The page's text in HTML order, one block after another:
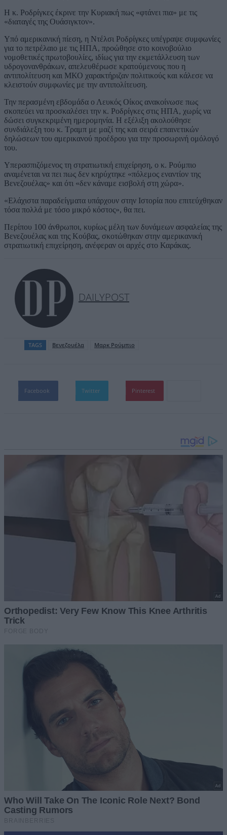
Η κ. Ροδρίγκες έκρινε την Κυριακή πως «φτάνει πια» με τις
«διαταγές της Ουάσιγκτον».
Υπό αμερικανική πίεση, η Ντέλσι Ροδρίγκες υπέγραψε συμφωνίες
για το πετρέλαιο με τις ΗΠΑ, προώθησε στο κοινοβούλιο
νομοθετικές πρωτοβουλίες, ιδίως για την εκμετάλλευση των
υδρογονανθράκων, απελευθέρωσε κρατούμενους που η
αντιπολίτευση και ΜΚΟ χαρακτήριζαν πολιτικούς και κάλεσε να
κλειστούν συμφωνίες με την αντιπολίτευση.
Την περασμένη εβδομάδα ο Λευκός Οίκος ανακοίνωσε πως
σκοπεύει να προσκαλέσει την κ. Ροδρίγκες στις ΗΠΑ, χωρίς να
δώσει συγκεκριμένη ημερομηνία. Η εξέλιξη ακολούθησε
συνδιάλεξη του κ. Τραμπ με μαζί της και σειρά επαινετικών
δηλώσεων του αμερικανού προέδρου για την προσωρινή ομόλογό
του.
Υπερασπιζόμενος τη στρατιωτική επιχείρηση, ο κ. Ρούμπιο
αναμένεται να πει πως δεν κηρύχτηκε «πόλεμος εναντίον της
Βενεζουέλας» και ότι «δεν κάναμε εισβολή στη χώρα».
«Ελάχιστα παραδείγματα υπάρχουν στην Ιστορία που επιτεύχθηκαν
τόσα πολλά με τόσο μικρό κόστος», θα πει.
Περίπου 100 άνθρωποι, κυρίως μέλη των δυνάμεων ασφαλείας της
Βενεζουέλας και της Κούβας, σκοτώθηκαν στην αμερικανική
στρατιωτική επιχείρηση, ανέφεραν οι αρχές στο Καράκας.
DAILYPOST
TAGS Βενεζουέλα Μαρκ Ρούμπιο
Facebook Twitter Pinterest